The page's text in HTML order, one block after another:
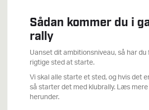
Sådan kommer du i
rally
Uanset dit ambitionsniveau, så har
rigtige sted at starte.
Vi skal alle starte et sted, og hvis det
så starter det med klubrally. Læs
herunder.